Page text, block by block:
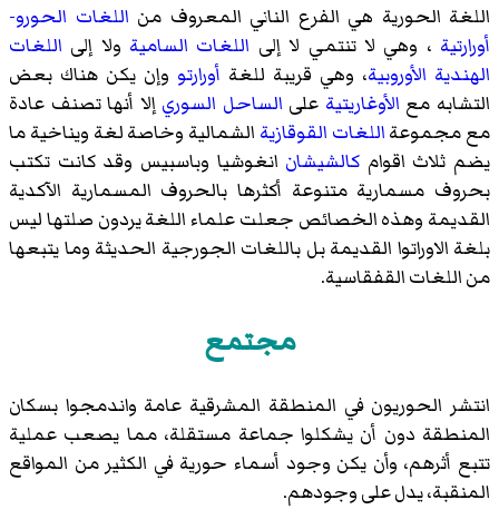
اللغة الحورية هي الفرع الناني المعروف من اللغات الحورو-
أورارتية ، وهي لا تنتمي لا إلى اللغات السامية ولا إلى اللغات
الهندية الأوروبية، وهي قريبة للغة أورارتو وإن يكن هناك بعض
التشابه مع الأوغاريتية على الساحل السوري إلا أنها تصنف عادة
مع مجموعةاللغات القوقازية الشمالية وخاصةلغة ويناخيةما
يضم ثلاث اقوام كالشيشان انغوشيا وباسبيس وقد كانت تكتب
بحروف مسمارية متنوعة أكثرها بالحروف المسمارية الآكدية
القديمة وهذه الخصائص جعلت علماء اللغة يردون صلتها ليس
بلغة الاوراتوا القديمة بل باللغات الجورجية الحديثة وما يتبعها
من اللغاتالقفقاسية.
مجتمع
انتشر الحوريون في المنطقة المشرقية عامة واندمجوا بسكان
المنطقة دون أن يشكلوا جماعة مستقلة، مما يصعب عملية
تتبع أثرهم، وأن يكن وجود أسماء حورية في الكثير من المواقع
المنقبة، يدل على وجودهم.